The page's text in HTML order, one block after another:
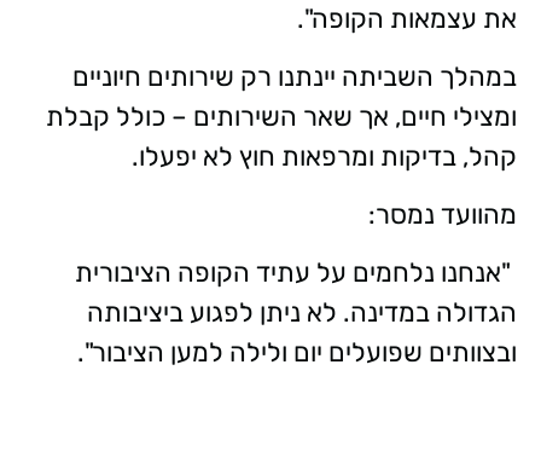
את עצמאות הקופה".
במהלך השביתה יינתנו רק שירותים חיוניים
ומצילי חיים, אך שאר השירותים – כולל קבלת
קהל, בדיקות ומרפאות חוץ לא יפעלו.
מהוועד נמסר:
"אנחנו נלחמים על עתיד הקופה הציבורית
הגדולה במדינה. לא ניתן לפגוע ביציבותה
ובצוותים שפועלים יום ולילה למען הציבור".